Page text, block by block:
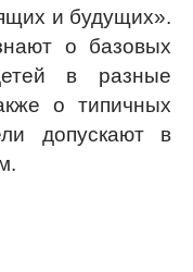
и будущих».
о базовых
в разные
о типичных
допускают в